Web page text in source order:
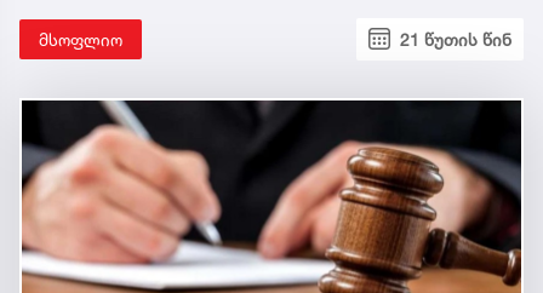
მსოფლიო 21 წუთის წინ